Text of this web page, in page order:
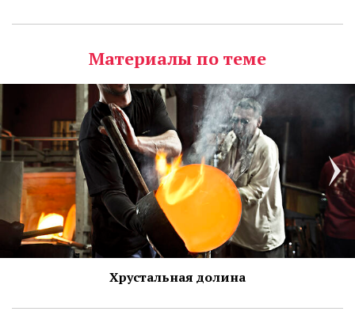
Материалы по теме
Хрустальная долина